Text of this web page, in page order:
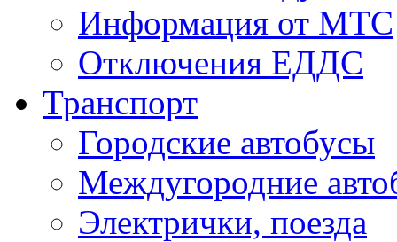
Информация от МТС
Отключения ЕДДС
Транспорт
Городские автобусы
Междугородние
Электрички, поезда